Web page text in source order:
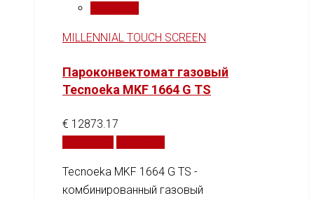
MILLENNIAL TOUCH SCREEN
Пароконвектомат газовый
Tecnoeka MKF 1664 G TS
€ 12873.17
Tecnoeka MKF 1664 G TS -
комбинированный газовый